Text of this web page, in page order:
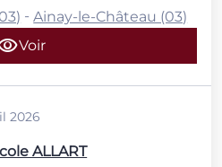
- Ainay-le-Château (03)
Voir
2026
ALLART